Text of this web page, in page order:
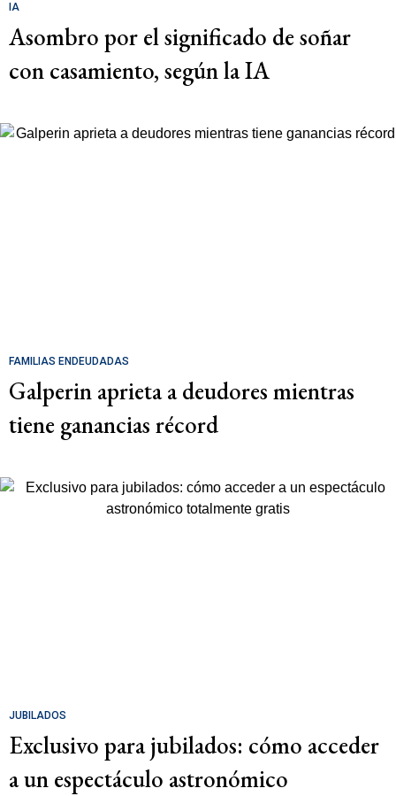
IA
Asombro por el significado de soñar
con casamiento, según la IA
FAMILIAS ENDEUDADAS
Galperin aprieta a deudores mientras
tiene ganancias récord
JUBILADOS
Exclusivo para jubilados: cómo acceder
a un espectáculo astronómico